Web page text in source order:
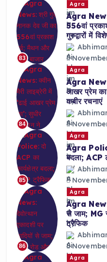
83
Agra
Agra
556वां
गुरुद्वारों में
84
Agra
Agra News:
आखर प्रेम
कबीर रचनाएं
85
Agra
Agra
बदला; ACP
86
Agra
Agra News:
से जाम; MG
ट्रैफिक
Agra